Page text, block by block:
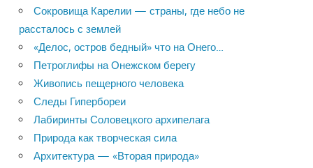
Сокровища Карелии — страны, где небо не
рассталось с землей
«Делос, остров бедный» что на Онего…
Петроглифы на Онежском берегу
Живопись пещерного человека
Следы Гипербореи
Лабиринты Соловецкого архипелага
Природа как творческая сила
Архитектура — «Вторая природа»